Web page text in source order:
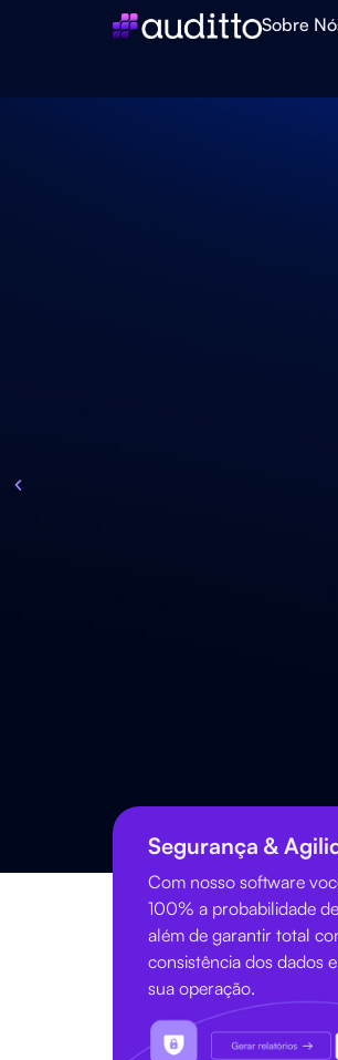
Sobre
processos e
Segurança &
Com nosso software
100% a probabilidade
além de garantir total
consistência dos dados
sua operação.